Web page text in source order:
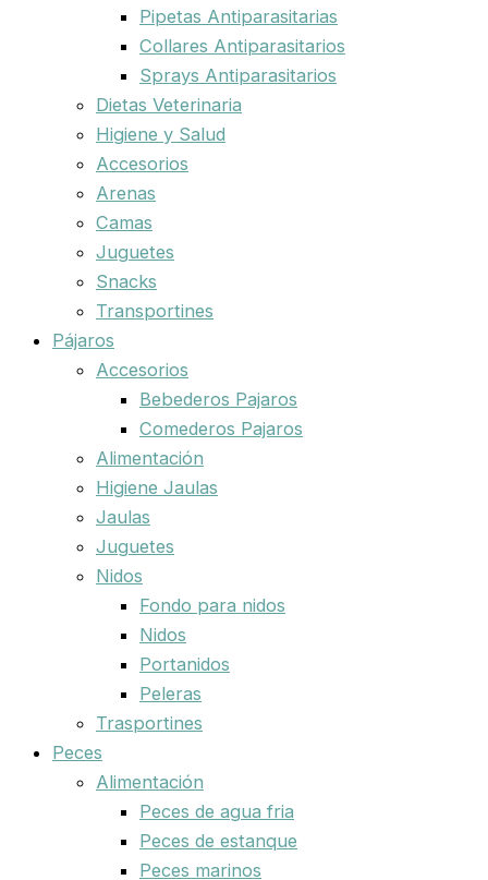
Pipetas Antiparasitarias
Collares Antiparasitarios
Sprays Antiparasitarios
Dietas Veterinaria
Higiene y Salud
Accesorios
Arenas
Camas
Juguetes
Snacks
Transportines
Pájaros
Accesorios
Bebederos Pajaros
Comederos Pajaros
Alimentación
Higiene Jaulas
Jaulas
Juguetes
Nidos
Fondo para nidos
Nidos
Portanidos
Peleras
Trasportines
Peces
Alimentación
Peces de agua fria
Peces de estanque
Peces marinos